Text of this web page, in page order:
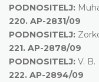
PODNOSITELJ:
220. AP-2831/09
PODNOSITELJ:
221. AP-2878/09
PODNOSITELJ: V. B.
222. AP-2894/09